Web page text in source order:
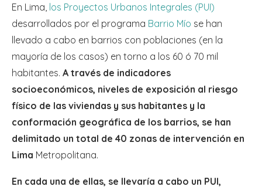
En Lima, los Proyectos Urbanos Integrales (PUI)
desarrollados por el programa Barrio Mío se han
llevado a cabo en barrios con poblaciones (en la
mayoría de los casos) en torno a los 60 ó 70 mil
habitantes. A través de indicadores
socioeconómicos, niveles de exposición al riesgo
físico de las viviendas y sus habitantes y la
conformación geográfica de los barrios, se han
delimitado un total de 40 zonas de intervención en
Lima Metropolitana.
En cada una de ellas, se llevaría a cabo un PUI,